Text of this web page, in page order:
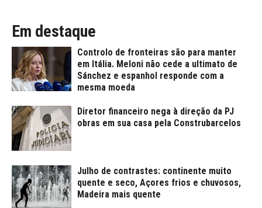
Em destaque
Controlo de fronteiras são para manter
em Itália. Meloni não cede a ultimato de
Sánchez e espanhol responde com a
mesma moeda
Diretor financeiro nega à direção da PJ
obras em sua casa pela Construbarcelos
Julho de contrastes: continente muito
quente e seco, Açores frios e chuvosos,
Madeira mais quente